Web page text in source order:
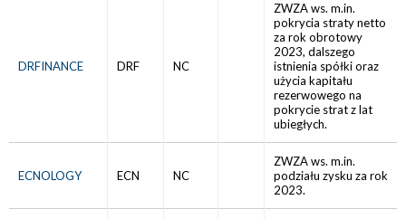
DRFINANCE DRF NC
ZWZA ws. m.in.
pokrycia straty netto
za rok obrotowy
2023, dalszego
istnienia spółki oraz
użycia kapitału
rezerwowego na
pokrycie strat z lat
ubiegłych.
ECNOLOGY ECN NC
ZWZA ws. m.in.
podziału zysku za rok
2023.